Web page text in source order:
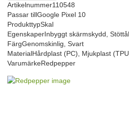
Artikelnummer110548
Passar tillGoogle Pixel 10
ProdukttypSkal
EgenskaperInbyggt skärmskydd,
FärgGenomskinlig, Svart
MaterialHårdplast (PC), Mjukplast
VarumärkeRedpepper